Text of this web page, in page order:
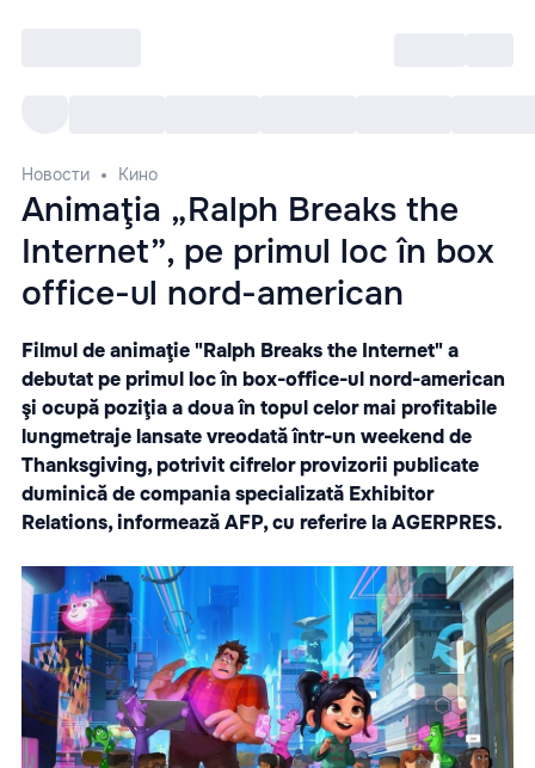
Новости Кино
Animaţia „Ralph Breaks the
Internet”, pe primul loc în box
office-ul nord-american
Filmul de animaţie "Ralph Breaks the Internet" a
debutat pe primul loc în box-office-ul nord-american
şi ocupă poziţia a doua în topul celor mai profitabile
lungmetraje lansate vreodată într-un weekend de
Thanksgiving, potrivit cifrelor provizorii publicate
duminică de compania specializată Exhibitor
Relations, informează AFP, cu referire la AGERPRES.